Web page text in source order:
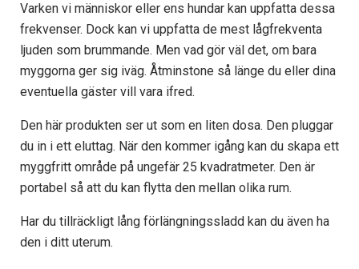
Varken vi människor eller ens hundar kan uppfatta dessa
frekvenser. Dock kan vi uppfatta de mest lågfrekventa
ljuden som brummande. Men vad gör väl det, om bara
myggorna ger sig iväg. Åtminstone så länge du eller dina
eventuella gäster vill vara ifred.
Den här produkten ser ut som en liten dosa. Den pluggar
du in i ett eluttag. När den kommer igång kan du skapa ett
myggfritt område på ungefär 25 kvadratmeter. Den är
portabel så att du kan flytta den mellan olika rum.
Har du tillräckligt lång förlängningssladd kan du även ha
den i ditt uterum.